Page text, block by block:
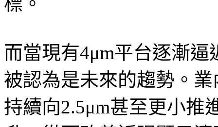
而當現有4μm平台逐漸
被認為是未來的趨勢。
持續向2.5μm甚至更小推